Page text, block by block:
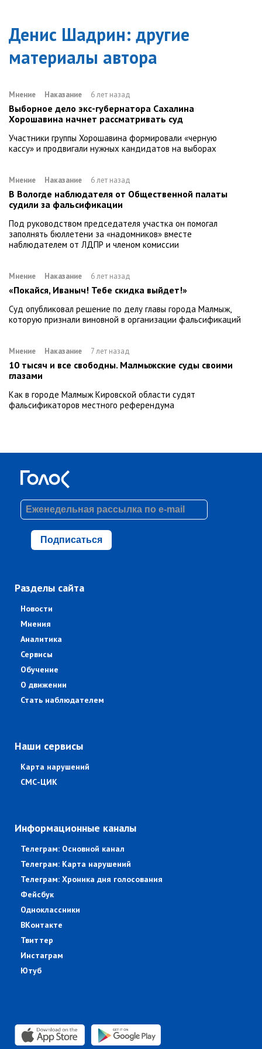
Денис Шадрин: другие
материалы автора
Мнение Наказание 6 лет назад
Выборное дело экс-губернатора Сахалина
Хорошавина начнет рассматривать суд
Участники группы Хорошавина формировали «черную
кассу» и продвигали нужных кандидатов на выборах
Мнение Наказание 6 лет назад
В Вологде наблюдателя от Общественной палаты
судили за фальсификации
Под руководством председателя участка он помогал
заполнять бюллетени за «надомников» вместе
наблюдателем от ЛДПР и членом комиссии
Мнение Наказание 6 лет назад
«Покайся, Иваныч! Тебе скидка выйдет!»
Суд опубликовал решение по делу главы города Малмыж,
которую признали виновной в организации фальсификаций
Мнение Наказание 7 лет назад
10 тысяч и все свободны. Малмыжские суды своими
глазами
Как в городе Малмыж Кировской области судят
фальсификаторов местного референдума
Подписаться
Разделы сайта
Новости
Мнения
Аналитика
Сервисы
Обучение
О движении
Стать наблюдателем
Наши сервисы
Карта нарушений
СМС-ЦИК
Информационные каналы
Телеграм: Основной канал
Телеграм: Карта нарушений
Телеграм: Хроника дня голосования
Фейсбук
Одноклассники
ВКонтакте
Твиттер
Инстаграм
Ютуб